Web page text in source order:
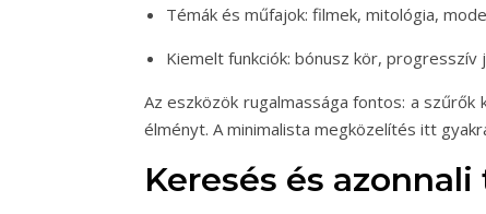
Témák és műfajok: filmek, mitológia,
Kiemelt funkciók: bónusz kör,
Az eszközök rugalmassága fontos: a
élményt. A minimalista megközelítés itt
Keresés és